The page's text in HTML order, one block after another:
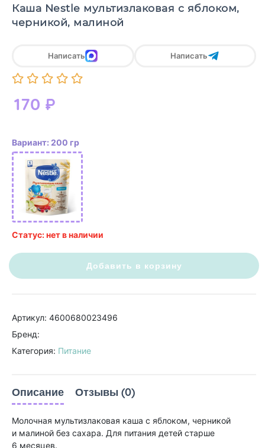
Каша Nestle мультизлаковая с яблоком,
черникой, малиной
170 ₽
Написать Написать
Вариант: 200 гр
Статус: нет в наличии
Добавить в корзину
Артикул: 4600680023496
Бренд:
Категория: Питание
Описание Отзывы (0)
Молочная мультизлаковая каша с яблоком, черникой
и малиной без сахара. Для питания детей старше
6 месяцев.